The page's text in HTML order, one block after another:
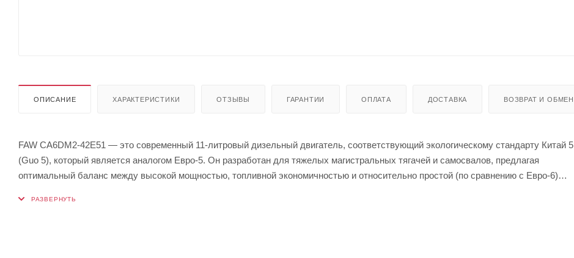
ОПИСАНИЕ ХАРАКТЕРИСТИКИ ОТЗЫВЫ ГАРАНТИИ ОПЛАТА ДОСТАВКА ВОЗВРАТ И ОБМЕН
FAW CA6DM2-42E51 — это современный 11-литровый дизельный двигатель, соответствующий экологическому стандарту Китай 5
(Guo 5), который является аналогом Евро-5. Он разработан для тяжелых магистральных тягачей и самосвалов, предлагая
оптимальный баланс между высокой мощностью, топливной экономичностью и относительно простой (по сравнению с Евро-6)